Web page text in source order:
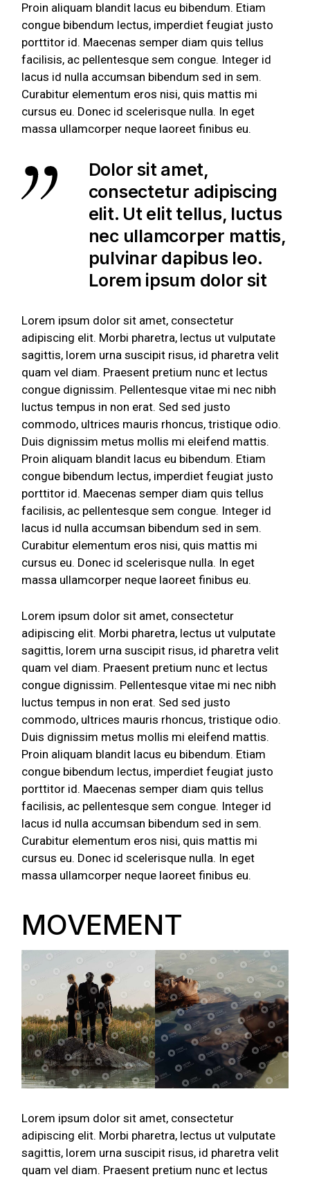
Proin aliquam blandit lacus eu bibendum. Etiam
congue bibendum lectus, imperdiet feugiat justo
porttitor id. Maecenas semper diam quis tellus
facilisis, ac pellentesque sem congue. Integer id
lacus id nulla accumsan bibendum sed in sem.
Curabitur elementum eros nisi, quis mattis mi
cursus eu. Donec id scelerisque nulla. In eget
massa ullamcorper neque laoreet finibus eu.
Dolor sit amet,
consectetur adipiscing
elit. Ut elit tellus, luctus
nec ullamcorper mattis,
pulvinar dapibus leo.
Lorem ipsum dolor sit
Lorem ipsum dolor sit amet, consectetur
adipiscing elit. Morbi pharetra, lectus ut vulputate
sagittis, lorem urna suscipit risus, id pharetra velit
quam vel diam. Praesent pretium nunc et lectus
congue dignissim. Pellentesque vitae mi nec nibh
luctus tempus in non erat. Sed sed justo
commodo, ultrices mauris rhoncus, tristique odio.
Duis dignissim metus mollis mi eleifend mattis.
Proin aliquam blandit lacus eu bibendum. Etiam
congue bibendum lectus, imperdiet feugiat justo
porttitor id. Maecenas semper diam quis tellus
facilisis, ac pellentesque sem congue. Integer id
lacus id nulla accumsan bibendum sed in sem.
Curabitur elementum eros nisi, quis mattis mi
cursus eu. Donec id scelerisque nulla. In eget
massa ullamcorper neque laoreet finibus eu.
Lorem ipsum dolor sit amet, consectetur
adipiscing elit. Morbi pharetra, lectus ut vulputate
sagittis, lorem urna suscipit risus, id pharetra velit
quam vel diam. Praesent pretium nunc et lectus
congue dignissim. Pellentesque vitae mi nec nibh
luctus tempus in non erat. Sed sed justo
commodo, ultrices mauris rhoncus, tristique odio.
Duis dignissim metus mollis mi eleifend mattis.
Proin aliquam blandit lacus eu bibendum. Etiam
congue bibendum lectus, imperdiet feugiat justo
porttitor id. Maecenas semper diam quis tellus
facilisis, ac pellentesque sem congue. Integer id
lacus id nulla accumsan bibendum sed in sem.
Curabitur elementum eros nisi, quis mattis mi
cursus eu. Donec id scelerisque nulla. In eget
massa ullamcorper neque laoreet finibus eu.
MOVEMENT
Lorem ipsum dolor sit amet, consectetur
adipiscing elit. Morbi pharetra, lectus ut vulputate
sagittis, lorem urna suscipit risus, id pharetra velit
quam vel diam. Praesent pretium nunc et lectus